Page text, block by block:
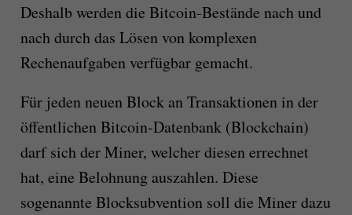
Deshalb werden die Bitcoin-Bestände nach und
nach durch das Lösen von komplexen
Rechenaufgaben verfügbar gemacht.
Für jeden neuen Block an Transaktionen in der
öffentlichen Bitcoin-Datenbank (Blockchain)
darf sich der Miner, welcher diesen errechnet
hat, eine Belohnung auszahlen. Diese
sogenannte Blocksubvention soll die Miner dazu